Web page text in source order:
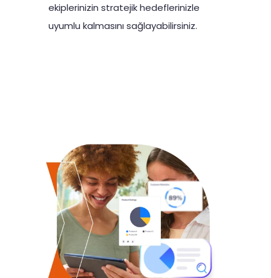
ekiplerinizin stratejik hedeflerinizle
uyumlu kalmasını sağlayabilirsiniz.